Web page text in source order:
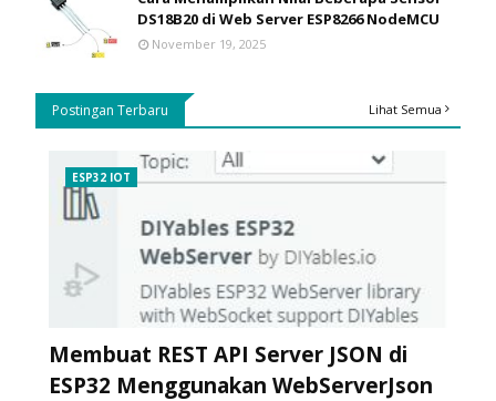
DS18B20 di Web Server ESP8266 NodeMCU
November 19, 2025
Postingan Terbaru Lihat Semua
ESP32 IOT
Membuat REST API Server JSON di
ESP32 Menggunakan WebServerJson